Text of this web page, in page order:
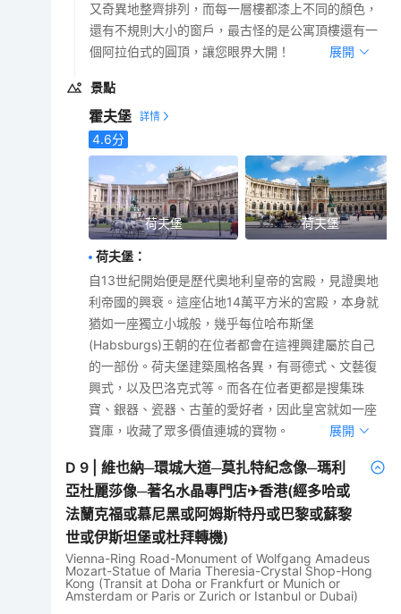
又奇異地整齊排列，而每一層樓都漆上不同的顏色，
還有不規則大小的窗戶，最古怪的是公寓頂樓還有一
個阿拉伯式的圓頂，讓您眼界大開！
展開
景點
霍夫堡
4.6分
荷夫堡 荷夫堡
荷夫堡 ：
自13世紀開始便是歷代奧地利皇帝的宮殿，見證奧地
利帝國的興衰。這座佔地14萬平方米的宮殿，本身就
猶如一座獨立小城般，幾乎每位哈布斯堡
(Habsburgs)王朝的在位者都會在這裡興建屬於自己
的一部份。荷夫堡建築風格各異，有哥德式、文藝復
興式，以及巴洛克式等。而各在位者更都是搜集珠
寶、銀器、瓷器、古董的愛好者，因此皇宮就如一座
寶庫，收藏了眾多價值連城的寶物。
展開
D 9 |維也納─環城大道─莫扎特紀念像─瑪利
亞杜麗莎像─著名水晶專門店✈香港(經多哈或
法蘭克福或慕尼黑或阿姆斯特丹或巴黎或蘇黎
世或伊斯坦堡或杜拜轉機)
Vienna-Ring Road-Monument of Wolfgang Amadeus
Mozart-Statue of Maria Theresia-Crystal Shop-Hong
Kong (Transit at Doha or Frankfurt or Munich or
Amsterdam or Paris or Zurich or Istanbul or Dubai)